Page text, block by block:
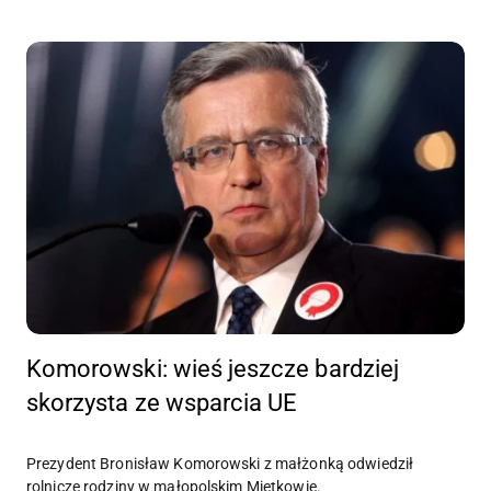
Komorowski: wieś jeszcze bardziej
skorzysta ze wsparcia UE
Prezydent Bronisław Komorowski z małżonką odwiedził
rolnicze rodziny w małopolskim Miętkowie.